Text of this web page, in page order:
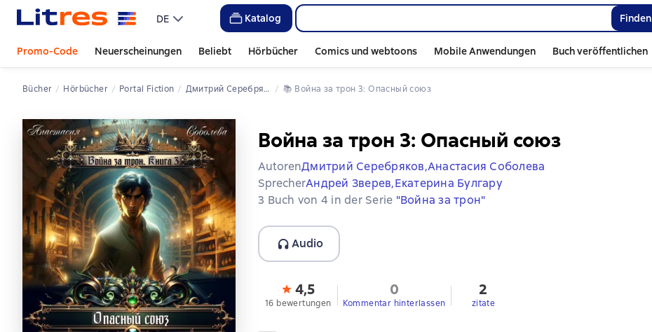
DE Katalog Finden
Promo-Code Neuerscheinungen Beliebt Hörbücher Comics und webtoons Mobile Anwendungen Buch veröffentlichen
Bücher Hörbücher Portal Fiction Дмитрий Серебряков 📚 Война за трон 3: Опасный союз
Война за трон 3: Опасный союз
AutorenДмитрий Серебряков,Анастасия Соболева
SprecherАндрей Зверев,Екатерина Булгару
3 Buch von 4 in der Serie "Война за трон"
Audio
4,5
16 bewertungen
0
Kommentar hinterlassen
2
zitate